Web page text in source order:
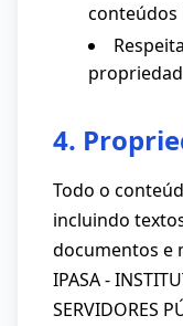
conteúdos
4.
Todo o
incluindo
documentos e
IPASA -
SERVIDORES